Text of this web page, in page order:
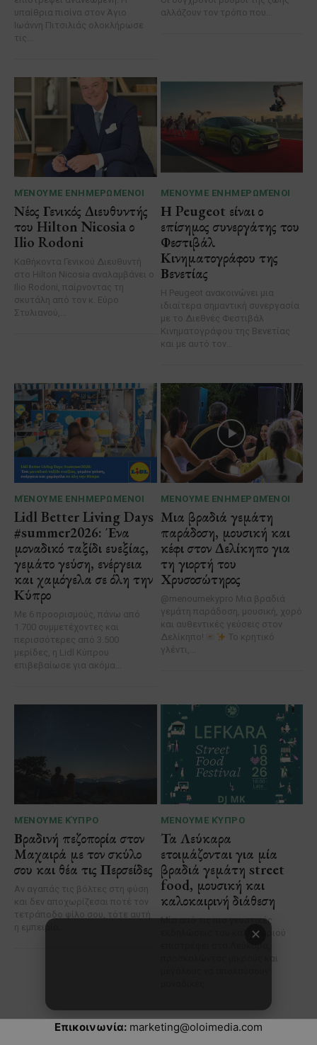
Επικοινωνία: marketing@oloimedia.com